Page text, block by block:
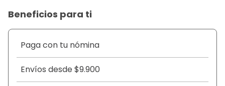
conectarlo directamente al puerto HDMI del
televisor, ofreciendo una experiencia multimedia
moderna y practica. Incluye control remoto con
acceso rapido a aplicaciones populares y funciones
inteligentes para mayor comodidad.
Beneficios para ti
Paga con tu nómina
Envíos desde $9.900